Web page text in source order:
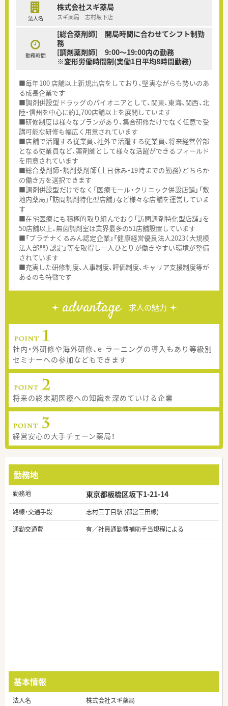
法人名
株式会社スギ薬局
スギ薬局 志村坂下店
勤務時間
[総合薬剤師] 開局時間に合わせてシフト制勤
務
[調剤薬剤師] 9:00～19:00内の勤務
※変形労働時間制(実働1日平均8時間勤務)
■毎年100 店舗以上新規出店をしており、堅実ながらも勢いのあ
る成長企業です
■調剤併設型ドラッグのパイオニアとして、関東、東海、関西、北
陸・信州を中心に約1,700店舗以上を展開しています
■研修制度は様々なプランがあり、集合研修だけでなく任意で受
講可能な研修も幅広く用意されています
■店舗で活躍する従業員、社外で活躍する従業員、将来経営幹部
となる従業員など、薬剤師として様々な活躍ができるフィールド
を用意されています
■総合薬剤師・調剤薬剤師（土日休み・19時までの勤務）どちらか
の働き方を選択できます
■調剤併設型だけでなく「医療モール・クリニック併設店舗」「敷
地内薬局」「訪問調剤特化型店舗」など様々な店舗を運営していま
す
■在宅医療にも積極的取り組んでおり「訪問調剤特化型店舗」を
50店舗以上、無菌調剤室は業界最多の51店舗設置しています
■「プラチナくるみん認定企業」「健康経営優良法人2023（大規模
法人部門）認定」等を取得し一人ひとりが働きやすい環境が整備
されています
■充実した研修制度、人事制度、評価制度、キャリア支援制度等が
あるのも特徴です
advantage 求人の魅力
社内・外研修や海外研修、e-ラーニングの導入もあり等級別
セミナーへの参加などもできます
将来の終末期医療への知識を深めていける企業
経営安心の大手チェーン薬局！
勤務地
勤務地 東京都板橋区坂下1-21-14
路線・交通手段
志村三丁目駅 (都営三田線)
通勤交通費
有／社員通勤費補助手当規程による
基本情報
法人名
株式会社スギ薬局